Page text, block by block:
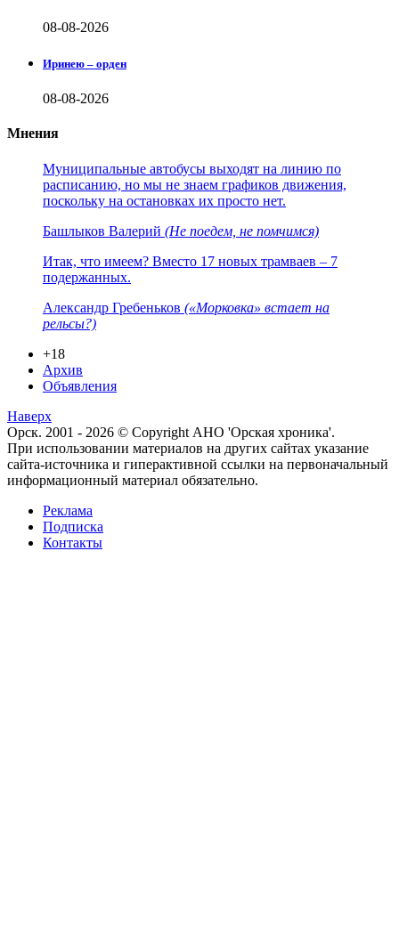
08-08-2026
Иринею – орден
08-08-2026
Мнения
Муниципальные автобусы выходят на линию по
расписанию, но мы не знаем графиков движения,
поскольку на остановках их просто нет.
Башлыков Валерий (Не поедем, не помчимся)
Итак, что имеем? Вместо 17 новых трамваев – 7
подержанных.
Александр Гребеньков («Морковка» встает на
рельсы?)
+18
Архив
Объявления
Наверх
Орск. 2001 - 2026 © Copyright АНО 'Орская хроника'.
При использовании материалов на других сайтах указание
сайта-источника и гиперактивной ссылки на первоначальный
информационный материал обязательно.
Реклама
Подписка
Контакты